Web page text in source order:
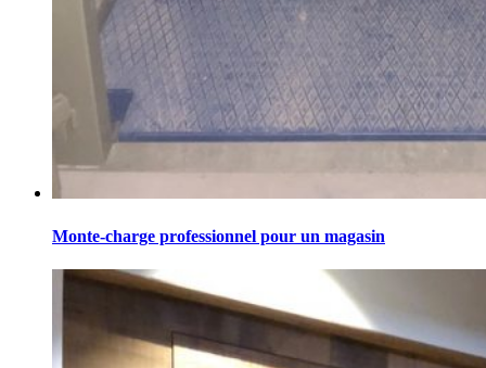
Monte-charge professionnel pour un magasin